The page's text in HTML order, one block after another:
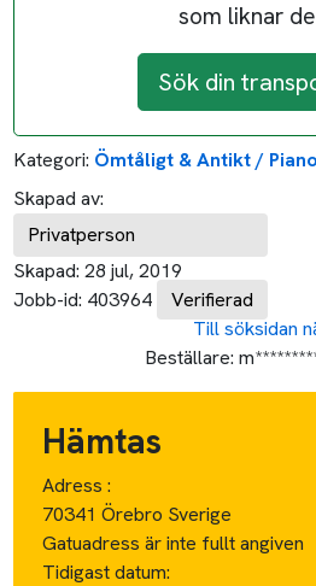
som liknar
Sök din
Kategori: Ömtåligt & Antikt /
Skapad av:
Privatperson
Skapad: 28 jul, 2019
Jobb-id: 403964 Verifierad
Till söksidan
Beställare:
Hämtas
Adress :
70341 Örebro Sverige
Gatuadress är inte fullt angiven
Tidigast datum: